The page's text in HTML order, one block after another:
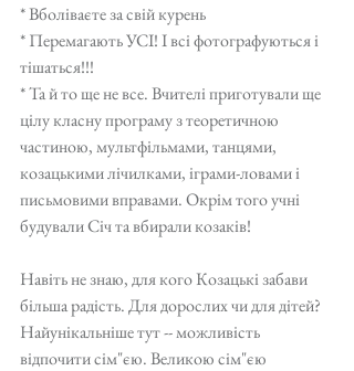
* Вболіваєте за свій курень
* Перемагають УСІ! І всі фотографуються і
тішаться!!!
* Та й то ще не все. Вчителі приготували ще
цілу класну програму з теоретичною
частиною, мультфільмами, танцями,
козацькими лічилками, іграми-ловами і
письмовими вправами. Окрім того учні
будували Січ та вбирали козаків!
Навіть не знаю, для кого Козацькі забави
більша радість. Для дорослих чи для дітей?
Найунікальніше тут -- можливість
відпочити сім"єю. Великою сім"єю